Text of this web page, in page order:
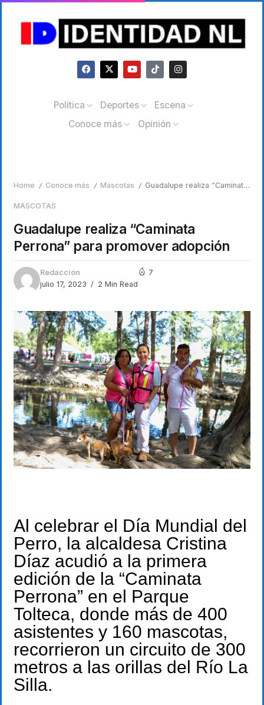
Política Deportes
Escena
Conoce más
Opinión
Home / Conoce más / Mascotas / Guadalupe realiza “Caminata Perrona” para promover adopción
MASCOTAS
Guadalupe realiza “Caminata
Perrona” para promover adopción
Redacción
julio 17, 2023
2 Min Read
7
Al celebrar el Día Mundial del
Perro, la alcaldesa Cristina
Díaz acudió a la primera
edición de la “Caminata
Perrona” en el Parque
Tolteca, donde más de 400
asistentes y 160 mascotas,
recorrieron un circuito de 300
metros a las orillas del Río La
Silla.